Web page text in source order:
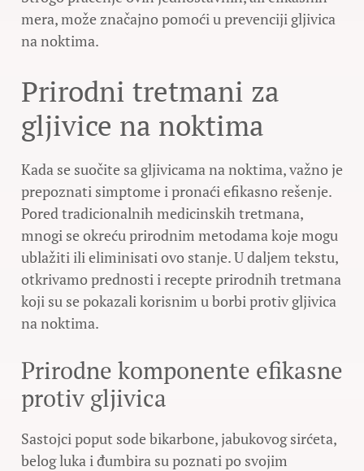
mera, može značajno pomoći u prevenciji gljivica
na noktima.
Prirodni tretmani za
gljivice na noktima
Kada se suočite sa gljivicama na noktima, važno je
prepoznati simptome i pronaći efikasno rešenje.
Pored tradicionalnih medicinskih tretmana,
mnogi se okreću prirodnim metodama koje mogu
ublažiti ili eliminisati ovo stanje. U daljem tekstu,
otkrivamo prednosti i recepte prirodnih tretmana
koji su se pokazali korisnim u borbi protiv gljivica
na noktima.
Prirodne komponente efikasne
protiv gljivica
Sastojci poput sode bikarbone, jabukovog sirćeta,
belog luka i đumbira su poznati po svojim